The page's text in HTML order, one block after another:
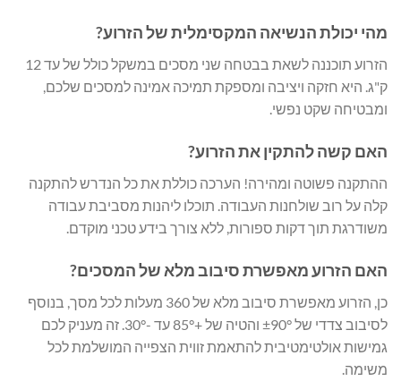
מהי יכולת הנשיאה המקסימלית של הזרוע?
הזרוע תוכננה לשאת בבטחה שני מסכים במשקל כולל של עד 12
ק"ג. היא חזקה ויציבה ומספקת תמיכה אמינה למסכים שלכם,
ומבטיחה שקט נפשי.
האם קשה להתקין את הזרוע?
ההתקנה פשוטה ומהירה! הערכה כוללת את כל הנדרש להתקנה
קלה על רוב שולחנות העבודה. תוכלו ליהנות מסביבת עבודה
משודרגת תוך דקות ספורות, ללא צורך בידע טכני מוקדם.
האם הזרוע מאפשרת סיבוב מלא של המסכים?
כן, הזרוע מאפשרת סיבוב מלא של 360 מעלות לכל מסך, בנוסף
לסיבוב צדדי של ±90° והטיה של +85° עד -30°. זה מעניק לכם
גמישות אולטימטיבית להתאמת זווית הצפייה המושלמת לכל
משימה.